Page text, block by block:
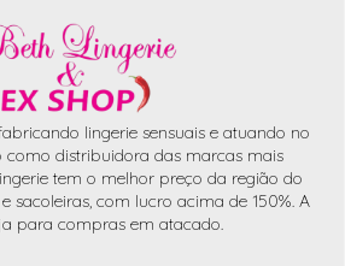
lingerie sensuais e atuando no
como distribuidora das marcas mais
tem o melhor preço da região do
sacoleiras, com lucro acima de 150%. A
para compras em atacado.